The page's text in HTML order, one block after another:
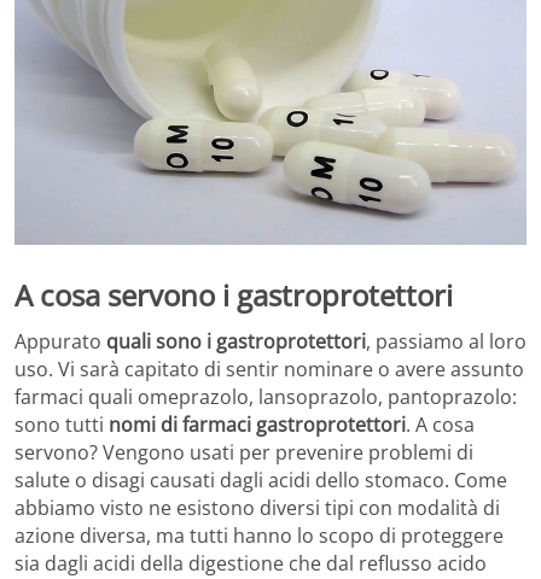
A cosa servono i gastroprotettori
Appurato quali sono i gastroprotettori, passiamo al loro
uso. Vi sarà capitato di sentir nominare o avere assunto
farmaci quali omeprazolo, lansoprazolo, pantoprazolo:
sono tutti nomi di farmaci gastroprotettori. A cosa
servono? Vengono usati per prevenire problemi di
salute o disagi causati dagli acidi dello stomaco. Come
abbiamo visto ne esistono diversi tipi con modalità di
azione diversa, ma tutti hanno lo scopo di proteggere
sia dagli acidi della digestione che dal reflusso acido